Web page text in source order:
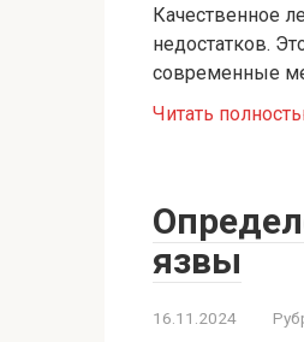
Качественное
недостатков.
современные
Читать
язвы
16.11.2024